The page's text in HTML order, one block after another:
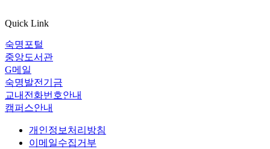
Quick Link
숙명포털
중앙도서관
G메일
숙명발전기금
교내전화번호안내
캠퍼스안내
개인정보처리방침
이메일수집거부